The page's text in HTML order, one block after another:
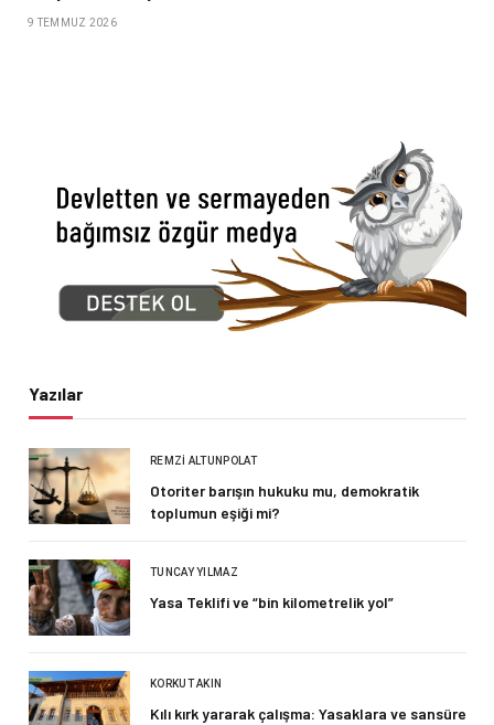
9 TEMMUZ 2026
Yazılar
REMZI ALTUNPOLAT
Otoriter barışın hukuku mu, demokratik
toplumun eşiği mi?
TUNCAY YILMAZ
Yasa Teklifi ve “bin kilometrelik yol”
KORKUT AKIN
Kılı kırk yararak çalışma: Yasaklara ve sansüre